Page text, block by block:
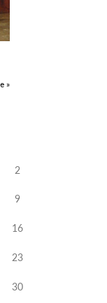
»
2
9
16
23
30